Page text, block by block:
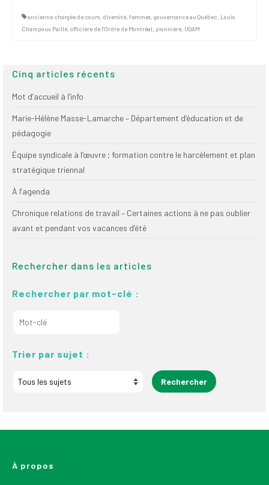
Négociation
ancienne chargée de cours, diversité, femmes, gouvernance au Québec, Louis
Champoux Paillé, officière de l'Ordre de Montréal, pionnière, UQAM
Cinq articles récents
Mot d’accueil à l’info
Marie-Hélène Masse-Lamarche – Département d’éducation et de
pédagogie
Équipe syndicale à l’œuvre ; formation contre le harcèlement et plan
stratégique triennal
À l’agenda
Chronique relations de travail – Certaines actions à ne pas oublier
avant et pendant vos vacances d’été
Rechercher dans les articles
Rechercher par mot-clé :
Trier par sujet :
À propos